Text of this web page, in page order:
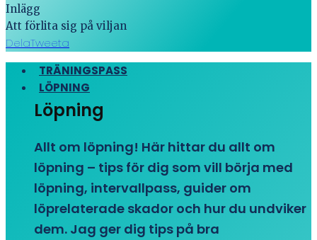
Inlägg
Att förlita sig på viljan
DelaTweeta
TRÄNINGSPASS
LÖPNING
Löpning
Allt om löpning! Här hittar du allt om
löpning – tips för dig som vill börja med
löpning, intervallpass, guider om
löprelaterade skador och hur du undviker
dem. Jag ger dig tips på bra